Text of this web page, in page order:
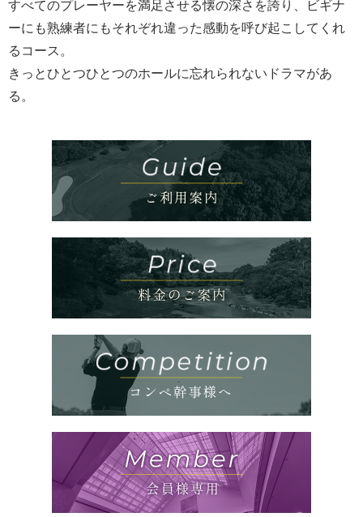
すべてのプレーヤーを満足させる懐の深さを誇り、ビギナ
ーにも熟練者にもそれぞれ違った感動を呼び起こしてくれ
るコース。
きっとひとつひとつのホールに忘れられないドラマがあ
る。